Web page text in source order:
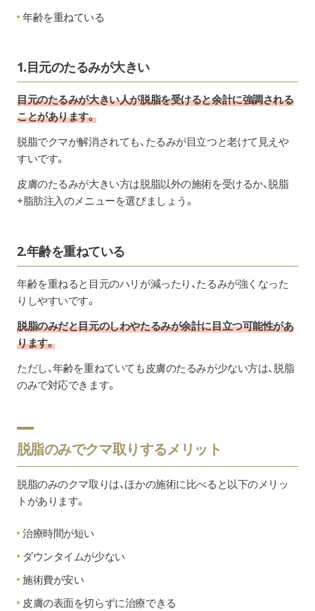
年齢を重ねている
1.目元のたるみが大きい
目元のたるみが大きい人が脱脂を受けると余計に強調される
ことがあります。
脱脂でクマが解消されても、たるみが目立つと老けて見えや
すいです。
皮膚のたるみが大きい方は脱脂以外の施術を受けるか、脱脂
+脂肪注入のメニューを選びましょう。
2.年齢を重ねている
年齢を重ねると目元のハリが減ったり、たるみが強くなった
りしやすいです。
脱脂のみだと目元のしわやたるみが余計に目立つ可能性があ
ります。
ただし、年齢を重ねていても皮膚のたるみが少ない方は、脱脂
のみで対応できます。
脱脂のみでクマ取りするメリット
脱脂のみのクマ取りは、ほかの施術に比べると以下のメリッ
トがあります。
治療時間が短い
ダウンタイムが少ない
施術費が安い
皮膚の表面を切らずに治療できる